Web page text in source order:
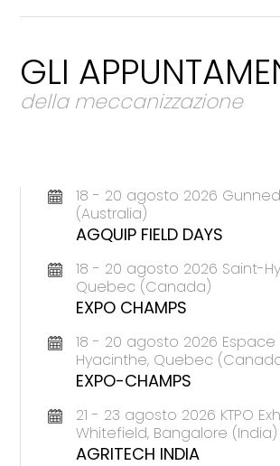
GLI
della meccanizzazione
18 - 20 agosto 2026
(Australia)
AGQUIP FIELD DAYS
18 - 20 agosto 2026 Saint-
Quebec (Canada)
EXPO CHAMPS
18 - 20 agosto 2026 Espace
Hyacinthe, Quebec
EXPO-CHAMPS
21 - 23 agosto 2026 KTPO
Whitefield, Bangalore (India)
AGRITECH INDIA